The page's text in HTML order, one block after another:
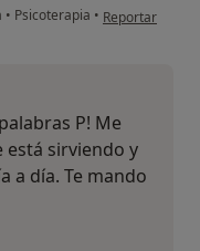
• Psicoterapia • en opinión del
Reportar
P! Me
está sirviendo y
a día. Te mando